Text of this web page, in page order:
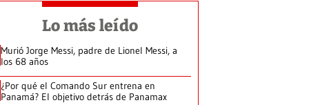
Lo más leído
Murió Jorge Messi, padre de Lionel Messi, a
los 68 años
¿Por qué el Comando Sur entrena en
Panamá? El objetivo detrás de Panamax